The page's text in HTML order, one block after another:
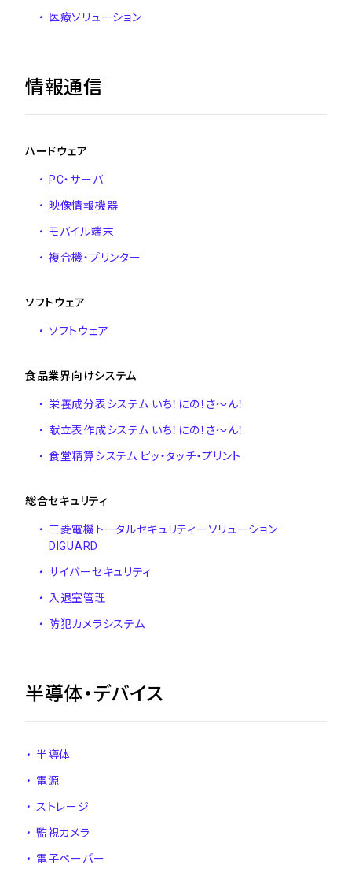
・ 医療ソリューション
情報通信
ハードウェア
・ PC・サーバ
・ 映像情報機器
・ モバイル端末
・ 複合機・プリンター
ソフトウェア
・ ソフトウェア
食品業界向けシステム
・ 栄養成分表システム いち！にの！さ～ん！
・ 献立表作成システム いち！にの！さ～ん！
・ 食堂精算システム ピッ・タッチ・プリント
総合セキュリティ
・ 三菱電機トータルセキュリティーソリューション
DIGUARD
・ サイバーセキュリティ
・ 入退室管理
・ 防犯カメラシステム
半導体・デバイス
・ 半導体
・ 電源
・ ストレージ
・ 監視カメラ
・ 電子ペーパー